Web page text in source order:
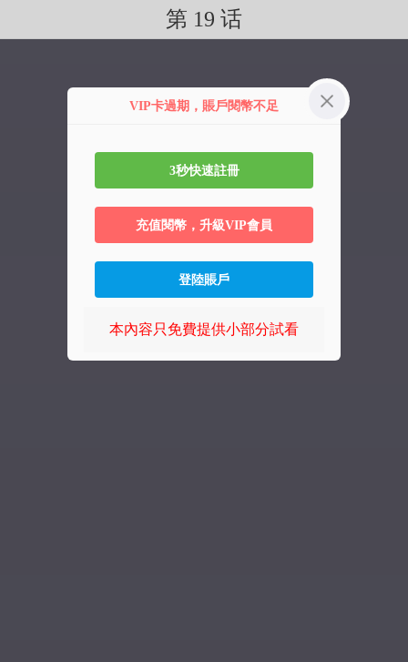
第 19 话
VIP卡過期，賬戶閱幣不足
3秒快速註冊
充值閱幣，升級VIP會員
登陸賬戶
本內容只免費提供小部分試看